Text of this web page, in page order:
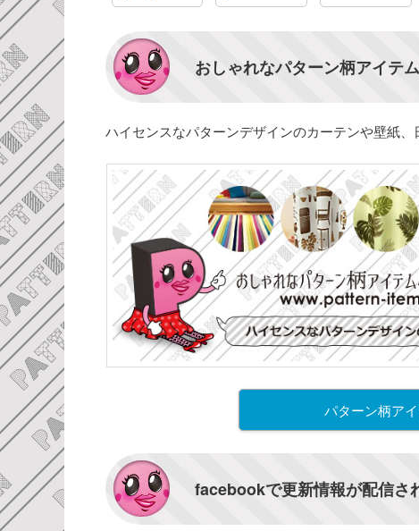
おしゃれなパターン柄アイテ
ハイセンスなパターンデザインのカーテンや壁紙、
パターン柄ア
facebookで更新情報が配信さ